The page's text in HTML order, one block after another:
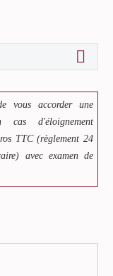
vous accorder une
cas d'éloignement
TTC (règlement 24
avec examen de